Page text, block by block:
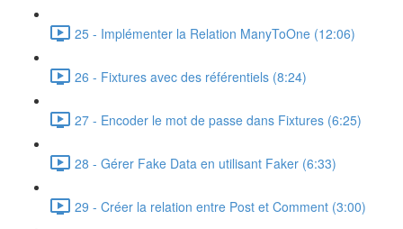
25 - Implémenter la Relation ManyToOne (12:06)
26 - Fixtures avec des référentiels (8:24)
27 - Encoder le mot de passe dans Fixtures (6:25)
28 - Gérer Fake Data en utilisant Faker (6:33)
29 - Créer la relation entre Post et Comment (3:00)